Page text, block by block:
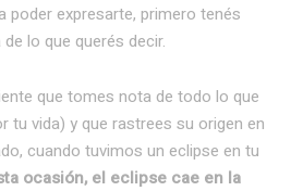
poder expresarte, primero tenés
lo que querés decir.
que tomes nota de todo lo que
tu vida) y que rastrees su origen en
cuando tuvimos un eclipse en tu
ocasión, el eclipse cae en la